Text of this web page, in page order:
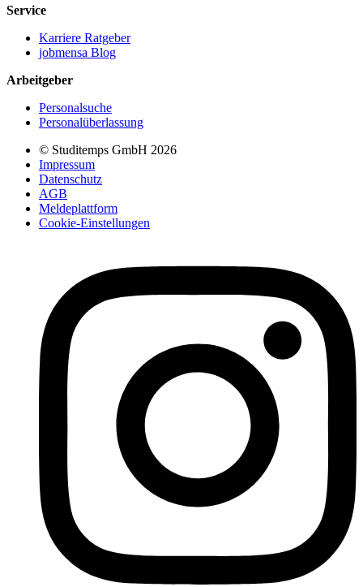
Service
Karriere Ratgeber
jobmensa Blog
Arbeitgeber
Personalsuche
Personalüberlassung
© Studitemps GmbH 2026
Impressum
Datenschutz
AGB
Meldeplattform
Cookie-Einstellungen